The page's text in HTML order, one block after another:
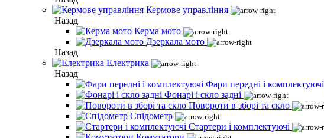
Кермове управління
Назад
Керма мото
Дзеркала мото
Назад
Електрика
Назад
Фари передні і комплектуючі
Фонарі і скло задні
Повороти в зборі та скло
Спідометр
Стартери і комплектуючі